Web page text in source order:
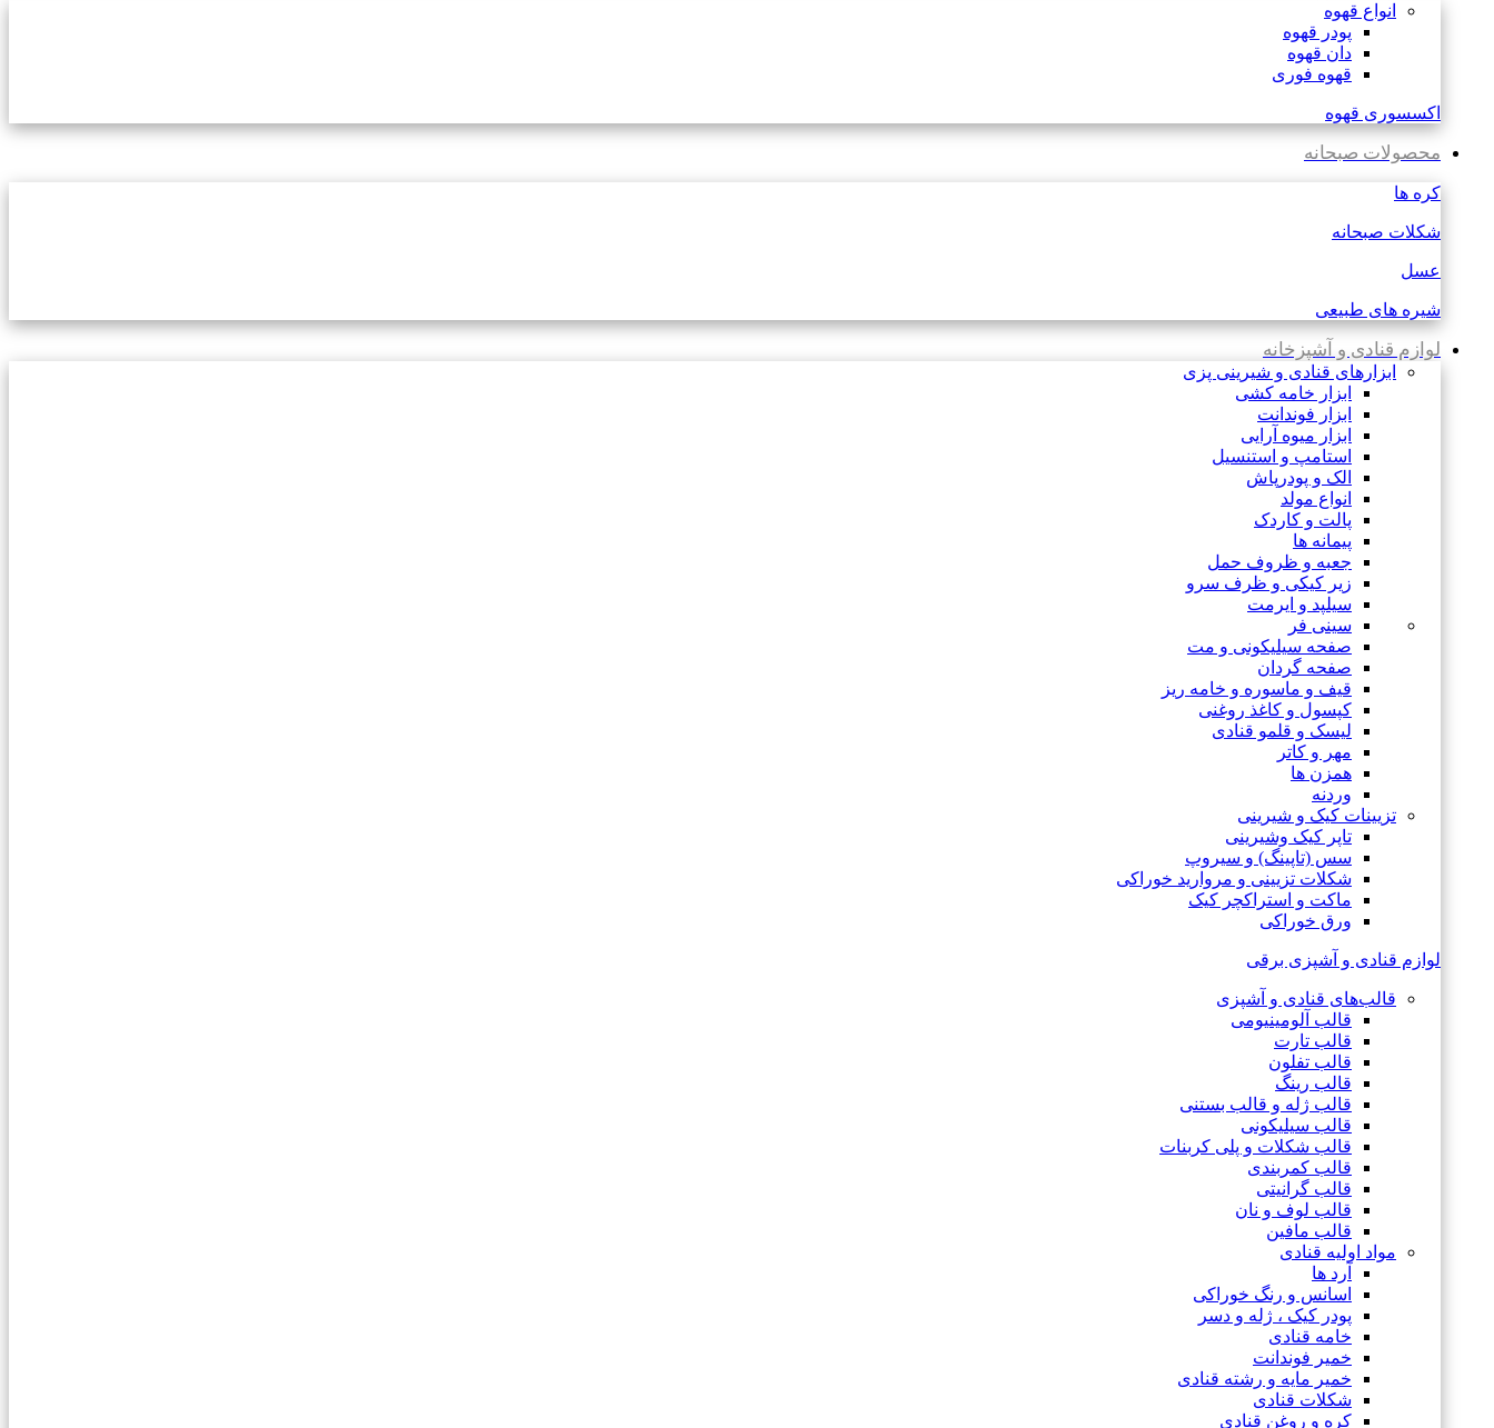
انواع قهوه
پودر قهوه
دان قهوه
قهوه فوری
اکسسوری قهوه
محصولات صبحانه
کره ها
شکلات صبحانه
عسل
شیره های طبیعی
لوازم قنادی و آشپزخانه
ابزارهای قنادی و شیرینی پزی
ابزار خامه کشی
ابزار فوندانت
ابزار میوه آرایی
استامپ و استنسیل
الک و پودرپاش
انواع مولد
پالت و کاردک
پیمانه ها
جعبه و ظروف حمل
زیر کیکی و ظرف سرو
سیلپد و ایرمت
سینی فر
صفحه سیلیکونی و مت
صفحه گردان
قیف و ماسوره و خامه ریز
کپسول و کاغذ روغنی
لیسک و قلمو قنادی
مهر و کاتر
همزن ها
وردنه
تزیینات کیک و شیرینی
تاپر کیک وشیرینی
سس (تاپینگ) و سیروپ
شکلات تزیینی و مروارید خوراکی
ماکت و استراکچر کیک
ورق خوراکی
لوازم قنادی و آشپزی برقی
قالب‌های قنادی و آشپزی
قالب آلومینیومی
قالب تارت
قالب تفلون
قالب رینگ
قالب ژله و قالب بستنی
قالب سیلیکونی
قالب شکلات و پلی کربنات
قالب کمربندی
قالب گرانیتی
قالب لوف و نان
قالب مافین
مواد اولیه قنادی
آرد ها
اسانس و رنگ خوراکی
پودر کیک ، ژله و دسر
خامه قنادی
خمیر فوندانت
خمیر مایه و رشته قنادی
شکلات قنادی
کره و روغن قنادی